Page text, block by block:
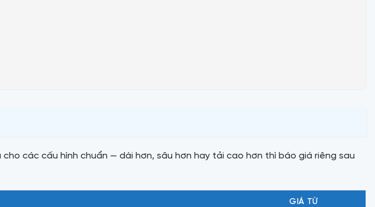
các cấu hình chuẩn — dài hơn, sâu hơn hay tải cao hơn thì báo giá riêng sau
GIÁ TỪ